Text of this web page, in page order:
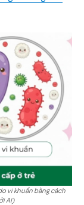
vi khuẩn bằng cách
AI)